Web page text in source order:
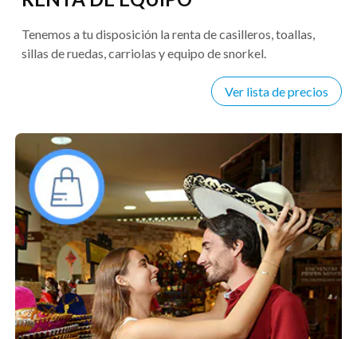
Tenemos a tu disposición la renta de casilleros, toallas,
sillas de ruedas, carriolas y equipo de snorkel.
Ver lista de precios